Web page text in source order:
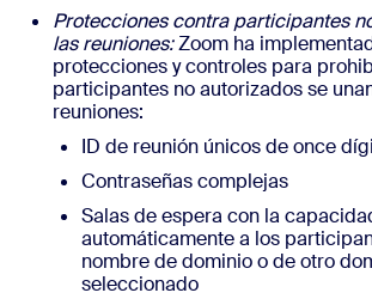
Protecciones contra participantes
las reuniones:Zoom ha
protecciones y controles para
participantes no autorizados se
reuniones:
ID de reunión únicos de once
Contraseñas complejas
Salas de espera con la
automáticamente a los
nombre de dominio o de otro
seleccionado